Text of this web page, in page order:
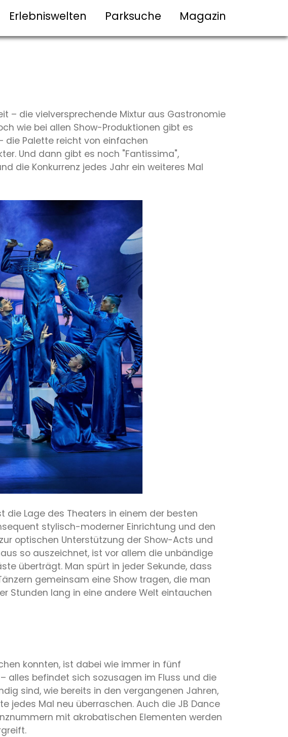
Erlebniswelten Parksuche Magazin
– die vielversprechende Mixtur aus Gastronomie
wie bei allen Show-Produktionen gibt es
die Palette reicht von einfachen
Und dann gibt es noch "Fantissima",
die Konkurrenz jedes Jahr ein weiteres Mal
die Lage des Theaters in einem der besten
stylisch-moderner Einrichtung und den
optischen Unterstützung der Show-Acts und
so auszeichnet, ist vor allem die unbändige
überträgt. Man spürt in jeder Sekunde, dass
gemeinsam eine Show tragen, die man
Stunden lang in eine andere Welt eintauchen
konnten, ist dabei wie immer in fünf
alles befindet sich sozusagen im Fluss und die
sind, wie bereits in den vergangenen Jahren,
jedes Mal neu überraschen. Auch die JB Dance
mit akrobatischen Elementen werden